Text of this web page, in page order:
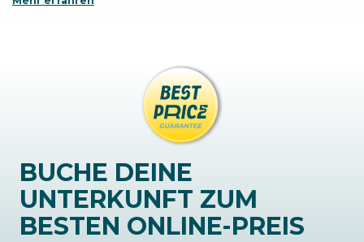
BUCHE DEINE
UNTERKUNFT ZUM
BESTEN ONLINE-PREIS